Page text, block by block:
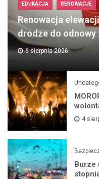
EDUKACJA RENOWACJE
Renowacja
drodze do odnowy
6 sierpnia 2026
4
Burze